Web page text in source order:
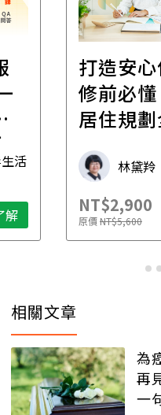
活
解
打造安
修前必
居住規
林黛羚
NT$2,900
原價NT$5,600
相關文章
為
再
一